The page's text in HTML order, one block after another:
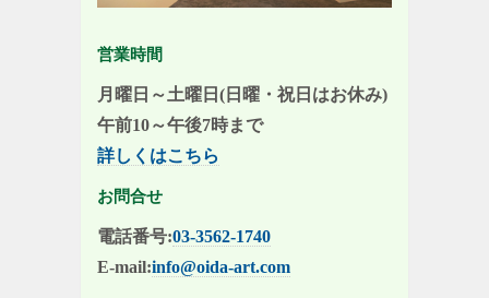
営業時間
月曜日～土曜日(日曜・祝日はお休み)
午前10～午後7時まで
詳しくはこちら
お問合せ
電話番号:03-3562-1740
E-mail:info@oida-art.com